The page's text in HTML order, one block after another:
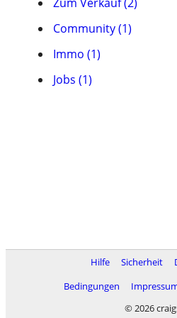
Community (1)
Immo (1)
Jobs (1)
Hilfe Sicherheit
Bedingungen
© 2026